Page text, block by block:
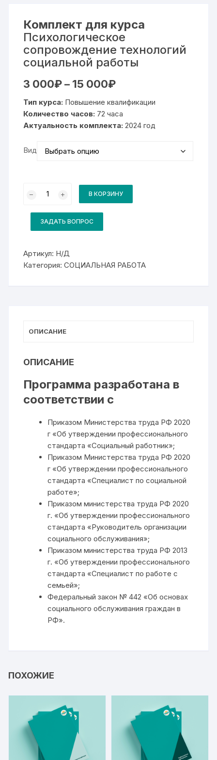
Комплект для курса
Психологическое
сопровождение технологий
социальной работы
3 000₽ – 15 000₽Диапазон
000₽
–
15
000₽
Тип курса: Повышение квалификации
Количество часов: 72 часа
Актуальность комплекта: 2024 год
Вид
товара
курса
Психологическое
сопровождение
работы
В КОРЗИНУ
ЗАДАТЬ ВОПРОС
Артикул: Н/Д
Категория:СОЦИАЛЬНАЯ РАБОТА
ОПИСАНИЕ
ОПИСАНИЕ
Программа разработана в
соответствии c
Приказом Министерства труда РФ 2020
г «Об утверждении профессионального
стандарта «Социальный работник»;
Приказом Министерства труда РФ 2020
г «Об утверждении профессионального
стандарта «Специалист по социальной
работе»;
Приказом министерства труда РФ 2020
г. «Об утверждении профессионального
стандарта «Руководитель организации
социального обслуживания»;
Приказом министерства труда РФ 2013
г. «Об утверждении профессионального
стандарта «Специалист по работе с
семьей»;
Федеральный закон № 442 «Об основах
социального обслуживания граждан в
РФ».
ПОХОЖИЕ